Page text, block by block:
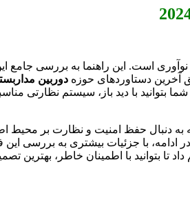
و نوآوری است. این راهنما به بررسی
آخرین دستاوردهای حوزه دوربین
بتوانید با دید باز، سیستم نظارتی
به دنبال حفظ امنیت و نظارت بر
ادامه، با جزئیات بیشتری به بررسی
داد تا بتوانید با اطمینان خاطر، بهترین